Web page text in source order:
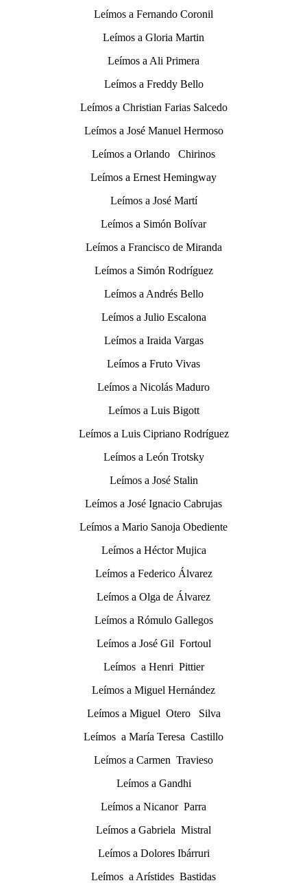
Leímos a Fernando Coronil
Leímos a Gloria Martin
Leímos a Ali Primera
Leímos a Freddy Bello
Leímos a Christian Farias Salcedo
Leímos a José Manuel Hermoso
Leímos a Orlando Chirinos
Leímos a Ernest Hemingway
Leímos a José Martí
Leímos a Simón Bolívar
Leímos a Francisco de Miranda
Leímos a Simón Rodríguez
Leímos a Andrés Bello
Leímos a Julio Escalona
Leímos a Iraida Vargas
Leímos a Fruto Vivas
Leímos a Nicolás Maduro
Leímos a Luis Bigott
Leímos a Luis Cipriano Rodríguez
Leímos a León Trotsky
Leímos a José Stalin
Leímos a José Ignacio Cabrujas
Leímos a Mario Sanoja Obediente
Leímos a Héctor Mujica
Leímos a Federico Álvarez
Leímos a Olga de Álvarez
Leímos a Rómulo Gallegos
Leímos a José Gil Fortoul
Leímos a Henri Pittier
Leímos a Miguel Hernández
Leímos a Miguel Otero Silva
Leímos a María Teresa Castillo
Leímos a Carmen Travieso
Leímos a Gandhi
Leímos a Nicanor Parra
Leímos a Gabriela Mistral
Leímos a Dolores Ibárruri
Leímos a Arístides Bastidas